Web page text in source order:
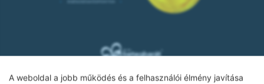
A weboldal a jobb működés és a felhasználói élmény javítása